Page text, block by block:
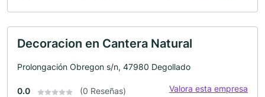
Decoracion en Cantera Natural
Prolongación Obregon s/n, 47980 Degollado
0.0 (0 Reseñas) Valora esta empresa